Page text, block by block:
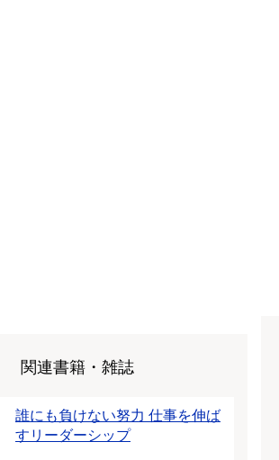
関連書籍・雑誌
誰にも負けない努力 仕事を伸ば
すリーダーシップ